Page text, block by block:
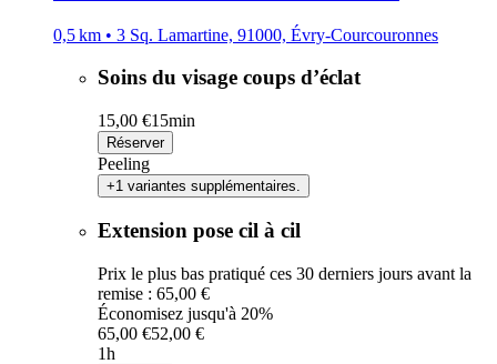
0,5 km • 3 Sq. Lamartine, 91000, Évry-Courcouronnes
Soins du visage coups d’éclat
15,00 €15min
Réserver
Peeling
+1 variantes supplémentaires.
Extension pose cil à cil
Prix le plus bas pratiqué ces 30 derniers jours avant la
remise : 65,00 €
Économisez jusqu'à 20%
65,00 €52,00 €
1h